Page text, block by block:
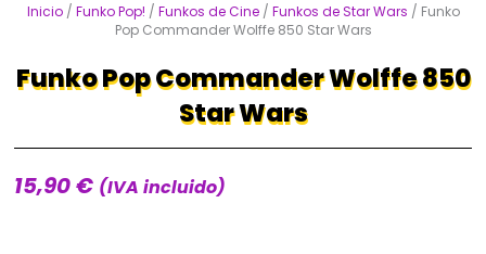
Inicio/ Funko Pop! / Funkos de Cine/ Funkos de Star Wars / Funko
Pop Commander Wolffe 850 Star Wars
Funko Pop Commander Wolffe 850
Star Wars
15,90€ (IVA incluido)